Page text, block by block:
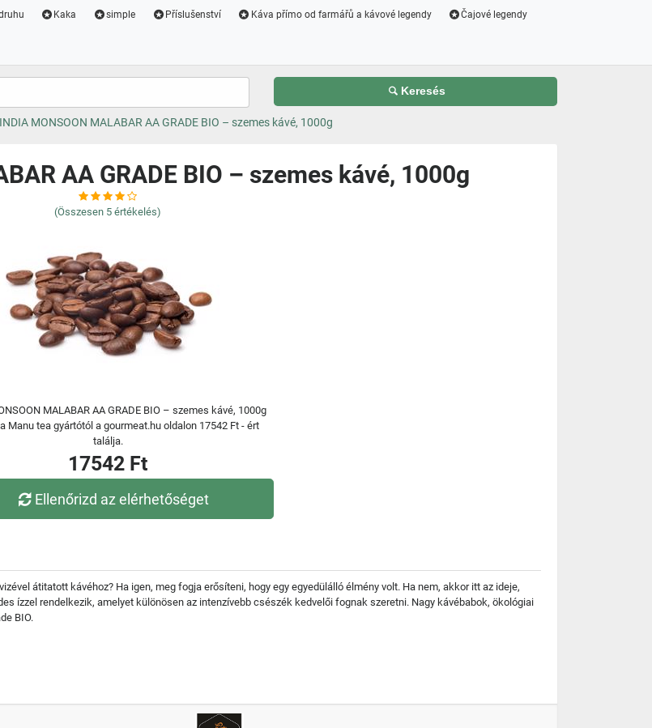
Kaka simple Příslušenství Káva přímo od farmářů a kávové legendy Čajové legendy
Keresés
INDIA MONSOON MALABAR AA GRADE BIO – szemes kávé, 1000g
AA GRADE BIO – szemes kávé, 1000g
(Összesen 5 értékelés)
MALABAR AA GRADE BIO – szemes kávé, 1000g
Manu tea gyártótól a gourmeat.hu oldalon 17542 Ft - ért
találja.
17542 Ft
Ellenőrizd az elérhetőséget
átitatott kávéhoz? Ha igen, meg fogja erősíteni, hogy egy egyedülálló élmény volt. Ha nem, akkor itt az ideje,
ízzel rendelkezik, amelyet különösen az intenzívebb csészék kedvelői fognak szeretni. Nagy kávébabok, ökológiai
BIO.